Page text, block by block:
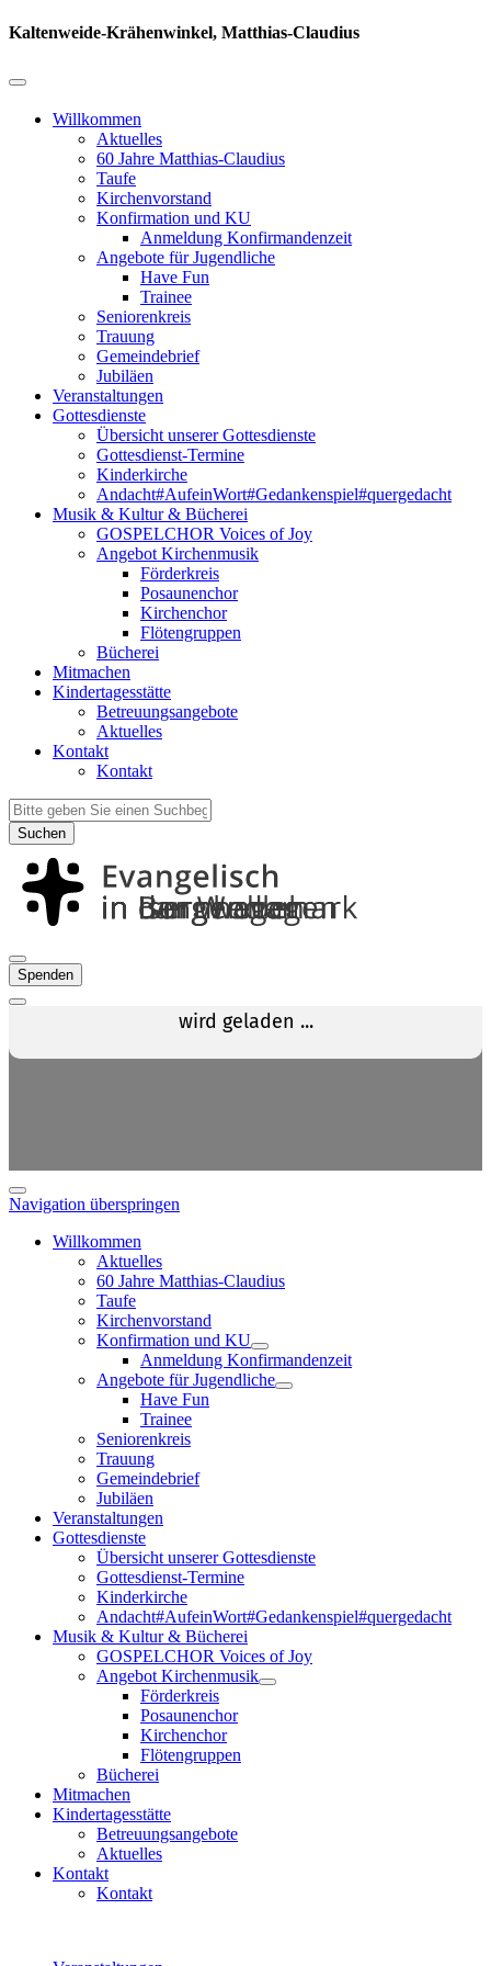
Kaltenweide-Krähenwinkel, Matthias-Claudius
Willkommen
Aktuelles
60 Jahre Matthias-Claudius
Taufe
Kirchenvorstand
Konfirmation und KU
Anmeldung Konfirmandenzeit
Angebote für Jugendliche
Have Fun
Trainee
Seniorenkreis
Trauung
Gemeindebrief
Jubiläen
Veranstaltungen
Gottesdienste
Übersicht unserer Gottesdienste
Gottesdienst-Termine
Kinderkirche
Andacht#AufeinWort#Gedankenspiel#quergedacht
Musik & Kultur & Bücherei
GOSPELCHOR Voices of Joy
Angebot Kirchenmusik
Förderkreis
Posaunenchor
Kirchenchor
Flötengruppen
Bücherei
Mitmachen
Kindertagesstätte
Betreuungsangebote
Aktuelles
Kontakt
Kontakt
Suchen
Spenden
Navigation überspringen
Willkommen
Aktuelles
60 Jahre Matthias-Claudius
Taufe
Kirchenvorstand
Konfirmation und KU
Anmeldung Konfirmandenzeit
Angebote für Jugendliche
Have Fun
Trainee
Seniorenkreis
Trauung
Gemeindebrief
Jubiläen
Veranstaltungen
Gottesdienste
Übersicht unserer Gottesdienste
Gottesdienst-Termine
Kinderkirche
Andacht#AufeinWort#Gedankenspiel#quergedacht
Musik & Kultur & Bücherei
GOSPELCHOR Voices of Joy
Angebot Kirchenmusik
Förderkreis
Posaunenchor
Kirchenchor
Flötengruppen
Bücherei
Mitmachen
Kindertagesstätte
Betreuungsangebote
Aktuelles
Kontakt
Kontakt